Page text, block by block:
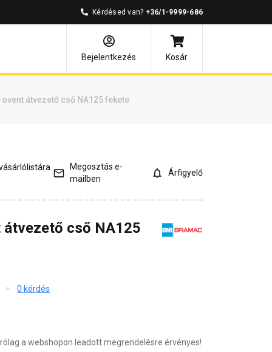
Kérdésed van? +36/1-9999-686
Bejelentkezés
Kosár
átvezető cső NA125 fekete
válaszok Kapcsolódó cikkek
Megosztás e-
mailben
Árfigyelő
átvezető cső NA125
0 kérdés
a webshopon leadott megrendelésre érvényes!